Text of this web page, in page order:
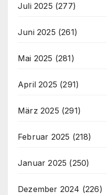
Juli 2025 (277)
Juni 2025 (261)
Mai 2025 (281)
April 2025 (291)
März 2025 (291)
Februar 2025 (218)
Januar 2025 (250)
Dezember 2024 (226)